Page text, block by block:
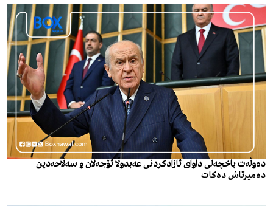
دەوڵەت باخچەلی داوای ئازادکردنی عەبدوڵا ئۆجەلان و سەڵاحەدین
دەمیرتاش دەکات